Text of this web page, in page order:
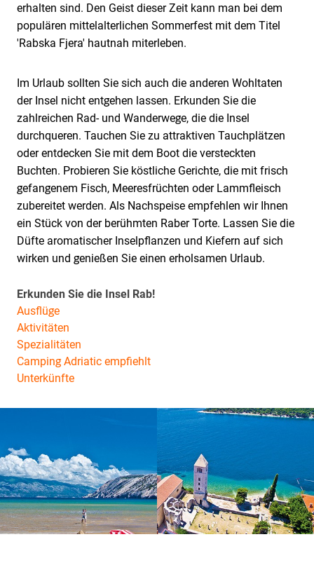
erhalten sind. Den Geist dieser Zeit kann man bei dem
populären mittelalterlichen Sommerfest mit dem Titel
'Rabska Fjera' hautnah miterleben.
Im Urlaub sollten Sie sich auch die anderen Wohltaten
der Insel nicht entgehen lassen. Erkunden Sie die
zahlreichen Rad- und Wanderwege, die die Insel
durchqueren. Tauchen Sie zu attraktiven Tauchplätzen
oder entdecken Sie mit dem Boot die versteckten
Buchten. Probieren Sie köstliche Gerichte, die mit frisch
gefangenem Fisch, Meeresfrüchten oder Lammfleisch
zubereitet werden. Als Nachspeise empfehlen wir Ihnen
ein Stück von der berühmten Raber Torte. Lassen Sie die
Düfte aromatischer Inselpflanzen und Kiefern auf sich
wirken und genießen Sie einen erholsamen Urlaub.
Erkunden Sie die Insel Rab!
Ausflüge
Aktivitäten
Spezialitäten
Camping Adriatic empfiehlt
Unterkünfte